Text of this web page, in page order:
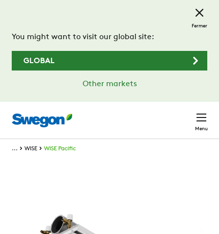
You might want to visit our global site:
GLOBAL
Other markets
Fermer
Menu
... WISE WISE Pacific